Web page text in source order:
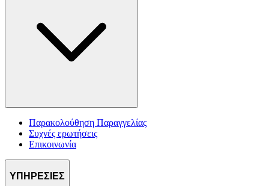
Παρακολούθηση Παραγγελίας
Συχνές ερωτήσεις
Επικοινωνία
ΥΠΗΡΕΣΙΕΣ